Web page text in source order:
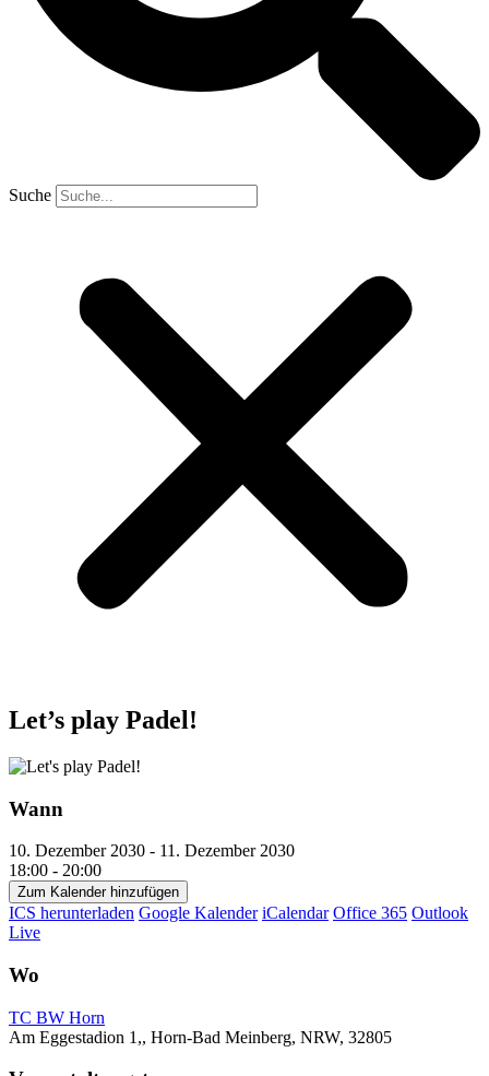
Suche
Let’s play Padel!
Wann
10. Dezember 2030 - 11. Dezember 2030
18:00 - 20:00
Zum Kalender hinzufügen
ICS herunterladen Google Kalender iCalendar Office 365 Outlook
Live
Wo
TC BW Horn
Am Eggestadion 1,, Horn-Bad Meinberg, NRW, 32805